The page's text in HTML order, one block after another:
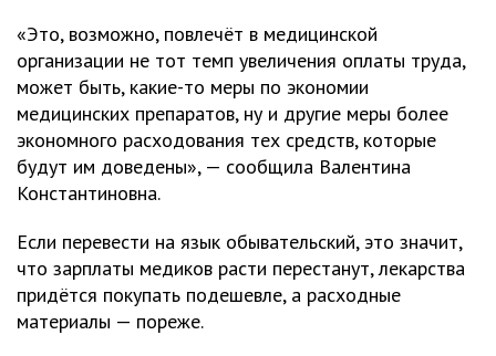
«Это, возможно, повлечёт в медицинской
организации не тот темп увеличения оплаты труда,
может быть, какие-то меры по экономии
медицинских препаратов, ну и другие меры более
экономного расходования тех средств, которые
будут им доведены», — сообщила Валентина
Константиновна.
Если перевести на язык обывательский, это значит,
что зарплаты медиков расти перестанут, лекарства
придётся покупать подешевле, а расходные
материалы — пореже.